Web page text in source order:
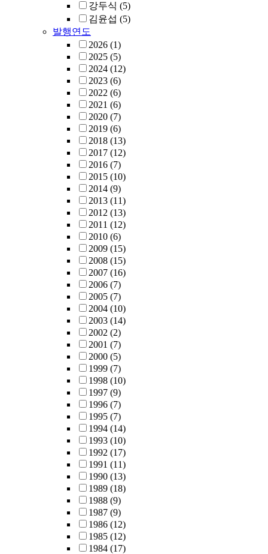
강두식 (5)
김윤섭 (5)
발행연도
2026 (1)
2025 (5)
2024 (12)
2023 (6)
2022 (6)
2021 (6)
2020 (7)
2019 (6)
2018 (13)
2017 (12)
2016 (7)
2015 (10)
2014 (9)
2013 (11)
2012 (13)
2011 (12)
2010 (6)
2009 (15)
2008 (15)
2007 (16)
2006 (7)
2005 (7)
2004 (10)
2003 (14)
2002 (2)
2001 (7)
2000 (5)
1999 (7)
1998 (10)
1997 (9)
1996 (7)
1995 (7)
1994 (14)
1993 (10)
1992 (17)
1991 (11)
1990 (13)
1989 (18)
1988 (9)
1987 (9)
1986 (12)
1985 (12)
1984 (17)